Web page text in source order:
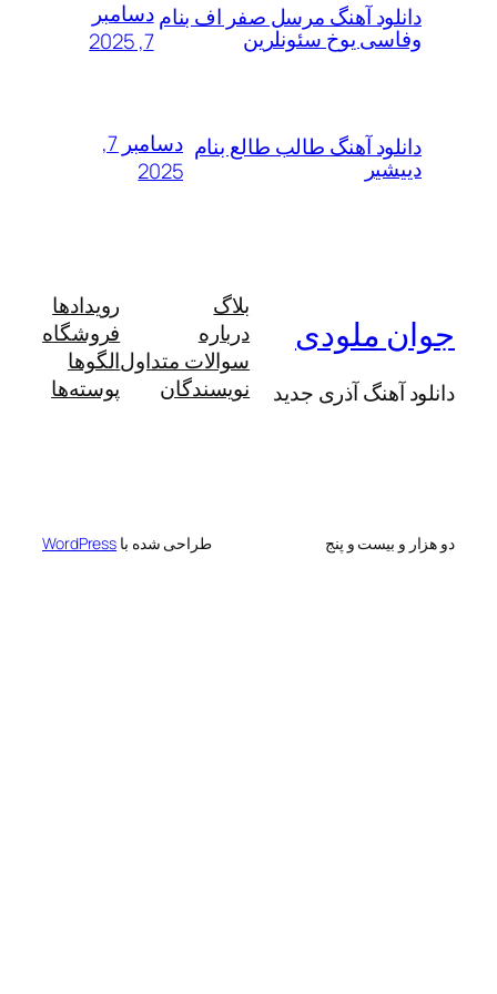
آهنگ مرسل صفر اف بنام
یوخ سئونلرین
دسامبر
7, 2025
آهنگ طالب طالع بنام
دسامبر 7,
ملودی
آذری جدید
درباره
سوالات متداول
نویسندگان
رویدادها
فروشگاه
الگوها
پوسته‌ها
بیست و پنج WordPress